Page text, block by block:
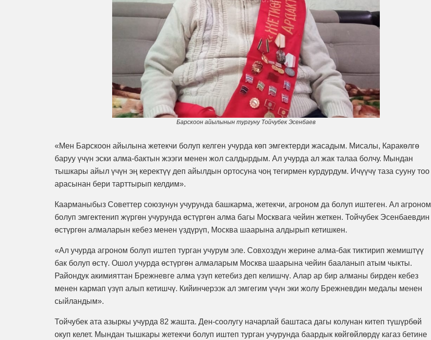
Барскоон айылынын тургуну Тойчубек Эсенбаев
«Мен Барскоон айылына жетекчи болуп келген учурда көп эмгектерди жасадым. Мисалы, Каракөлгө
баруу үчүн эски алма-бактын жээги менен жол салдырдым. Ал учурда ал жак талаа болчу. Мындан
тышкары айыл үчүн эң керектүү деп айылдын ортосуна чоң тегирмен курдурдум. Ичүүчү таза сууну тоо
арасынан бери тарттырып келдим».
Каарманыбыз Советтер союзунун учурунда башкарма, жетекчи, агроном да болуп иштеген. Ал агроном
болуп эмгектенип жүргөн учурунда өстүргөн алма багы Москвага чейин жеткен. Тойчубек Эсенбаевдин
өстүргөн алмаларын кебез менен үздүрүп, Москва шаарына алдырып кетишкен.
«Ал учурда агроном болуп иштеп турган учурум эле. Совхоздун жерине алма-бак тиктирип жемиштүү
бак болуп өстү. Ошол учурда өстүргөн алмаларым Москва шаарына чейин бааланып атым чыкты.
Райондук акимияттан Брежневге алма үзүп кетебиз деп келишчү. Алар ар бир алманы бирден кебез
менен кармап үзүп алып кетишчү. Кийинчерээк ал эмгегим үчүн эки жолу Брежневдин медалы менен
сыйландым».
Тойчубек ата азыркы учурда 82 жашта. Ден-соолугу начарлай баштаса дагы колунан китеп түшүрбөй
окуп келет. Мындан тышкары жетекчи болуп иштеп турган учурунда баардык көйгөйлөрдү кагаз бетине